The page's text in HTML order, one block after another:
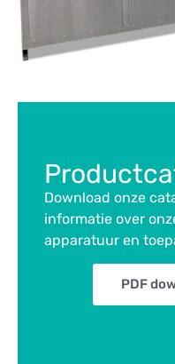
Download onze
informatie over
apparatuur en
PDF